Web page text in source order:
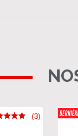
(3)